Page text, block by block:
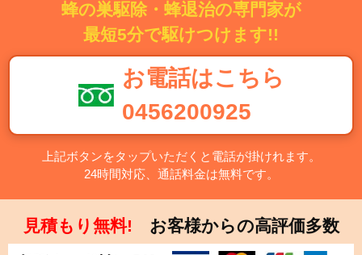
蜂の巣駆除・蜂退治の専門家が
最短5分で駆けつけます!!
お電話はこちら
0456200925
上記ボタンをタップいただくと電話が掛けれます。
24時間対応、通話料金は無料です。
見積もり無料! お客様からの高評価多数